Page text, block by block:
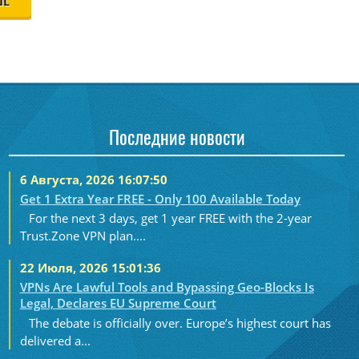
Последние новости
6 Августа, 2026 16:07:50
Get 1 Extra Year FREE - Only 100 Available Today
For the next 3 days, get 1 year FREE with the 2-year
Trust.Zone VPN plan....
22 Июля, 2026 15:01:36
VPNs Are Lawful Tools and Bypassing Geo-Blocks Is
Legal, Declares EU Supreme Court
The debate is officially over. Europe’s highest court has
delivered a...